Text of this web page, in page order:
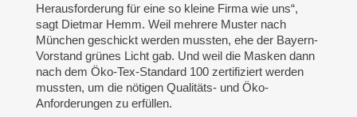
Herausforderung für eine so kleine Firma wie uns“,
sagt Dietmar Hemm. Weil mehrere Muster nach
München geschickt werden mussten, ehe der Bayern-
Vorstand grünes Licht gab. Und weil die Masken dann
nach dem Öko-Tex-Standard 100 zertifiziert werden
mussten, um die nötigen Qualitäts- und Öko-
Anforderungen zu erfüllen.